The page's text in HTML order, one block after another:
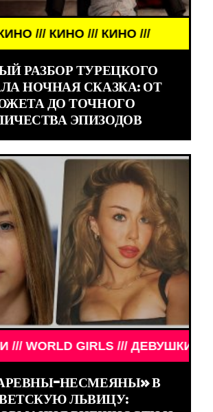
КИНО /// КИНО ///
РАЗБОР ТУРЕЦКОГО
НОЧНАЯ СКАЗКА: ОТ
ДО ТОЧНОГО
ЭПИЗОДОВ
ДЕВУШКИ ЗНАМЕНИТОСТИ ///
НЕСМЕЯНЫ» В
ЛЬВИЦУ: